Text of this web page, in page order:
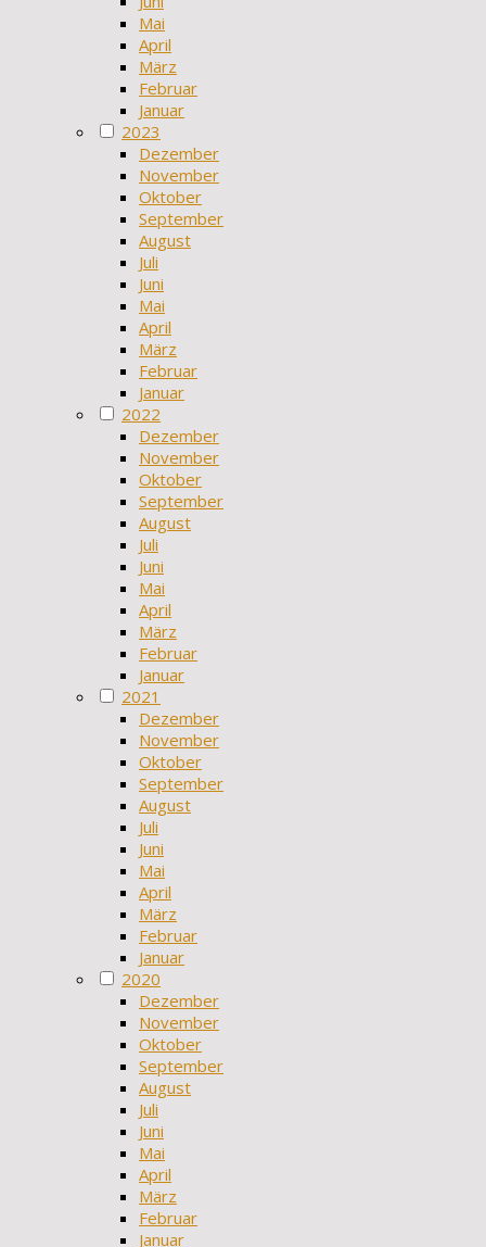
Mai
April
März
Februar
Januar
2023
Dezember
November
Oktober
September
August
Juli
Juni
Mai
April
März
Februar
Januar
2022
Dezember
November
Oktober
September
August
Juli
Juni
Mai
April
März
Februar
Januar
2021
Dezember
November
Oktober
September
August
Juli
Juni
Mai
April
März
Februar
Januar
2020
Dezember
November
Oktober
September
August
Juli
Juni
Mai
April
März
Februar
Januar